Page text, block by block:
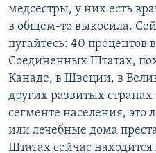
медсестры, у них есть
в общем-то выкосила.
пугайтесь: 40 процентов
Соединенных Штатах,
Канаде, в Швеции, в
других развитых странах
сегменте населения, это
или лечебные дома
Штатах сейчас